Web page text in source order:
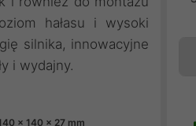
hałasu i wysoki
silnika, innowacyjne
i wydajny.
x 140 x 27 mm